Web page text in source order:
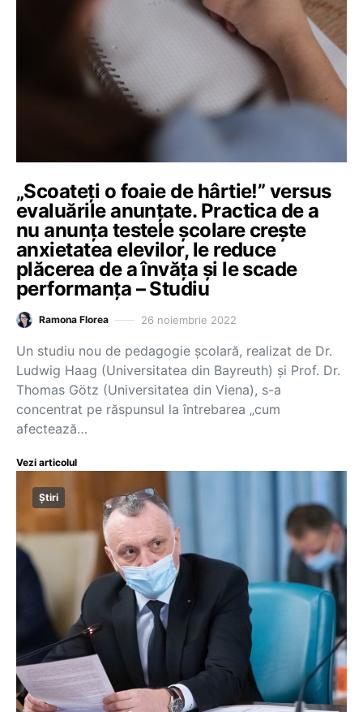
„Scoateți o foaie de hârtie!” versus
evaluările anunțate. Practica de a
nu anunța testele școlare crește
anxietatea elevilor, le reduce
plăcerea de a învăța și le scade
performanța – Studiu
Ramona Florea 26 noiembrie 2022
Un studiu nou de pedagogie școlară, realizat de Dr.
Ludwig Haag (Universitatea din Bayreuth) și Prof. Dr.
Thomas Götz (Universitatea din Viena), s-a
concentrat pe răspunsul la întrebarea „cum
afectează…
Vezi articolul
Știri